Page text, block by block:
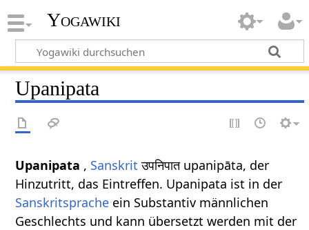
Yogawiki
Upanipata
Upanipata , Sanskrit उपनिपात upanipāta, der
Hinzutritt, das Eintreffen. Upanipata ist in der
Sanskritsprache ein Substantiv männlichen
Geschlechts und kann übersetzt werden mit der